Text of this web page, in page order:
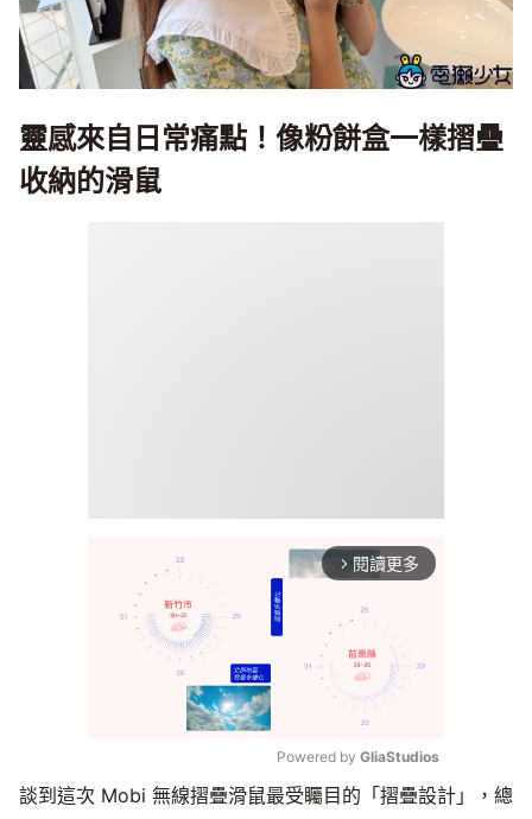
靈感來自日常痛點！像粉餅盒一樣摺疊
收納的滑鼠
arrow_forward_ios 閱讀更多
Mute
Powered by GliaStudios
談到這次 Mobi 無線摺疊滑鼠最受矚目的「摺疊設計」，總